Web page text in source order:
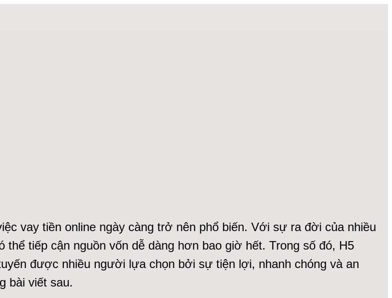
vay tiền online ngày càng trở nên phổ biến. Với sự ra đời của nhiều
tiếp cận nguồn vốn dễ dàng hơn bao giờ hết. Trong số đó, H5
được nhiều người lựa chọn bởi sự tiện lợi, nhanh chóng và an
bài viết sau.